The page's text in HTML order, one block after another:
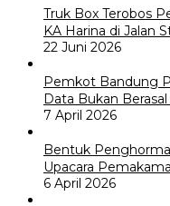
Truk Box Terobos
KA Harina di Jalan
22 Juni 2026
Pemkot Bandung
Data Bukan
7 April 2026
Bentuk
Upacara
6 April 2026